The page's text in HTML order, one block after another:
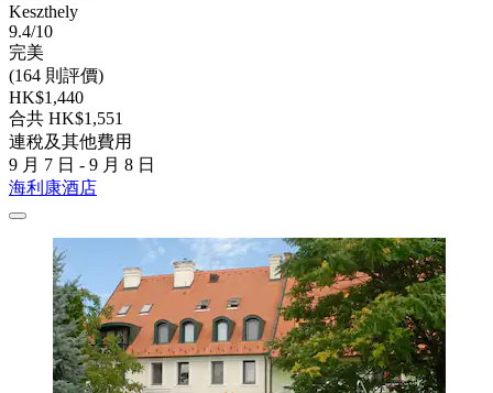
Keszthely
9.4/10
完美
(164 則評價)
HK$1,440
合共 HK$1,551
連稅及其他費用
9 月 7 日 - 9 月 8 日
海利康酒店